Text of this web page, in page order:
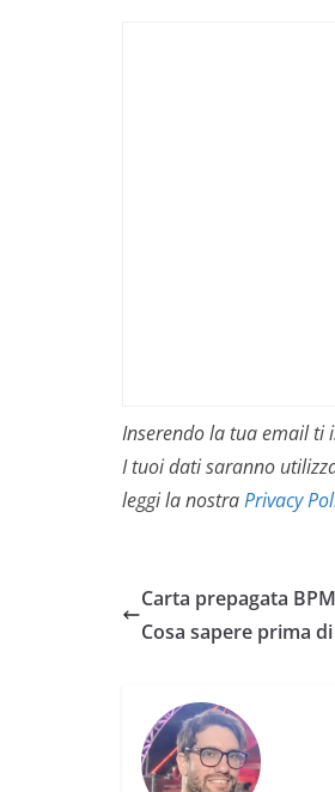
Inserendo la tua email ti
I tuoi dati saranno
leggi la nostraPrivacy
Carta prepagata
Cosa sapere prima